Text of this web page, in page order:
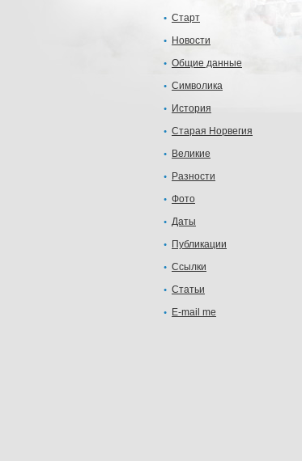
Старт
Новости
Общие данные
Символика
История
Старая Норвегия
Великие
Разности
Фото
Даты
Публикации
Ссылки
Статьи
E-mail me